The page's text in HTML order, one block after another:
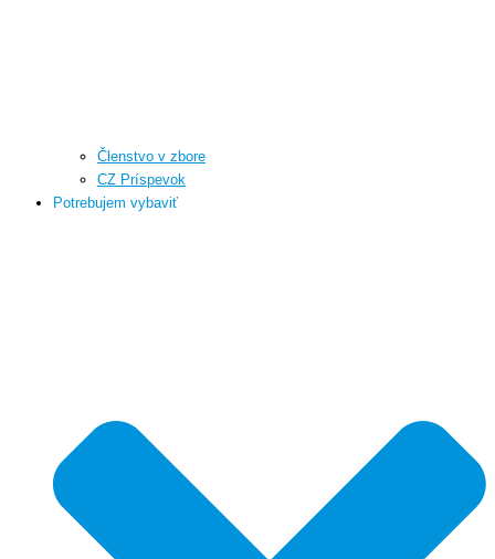
Členstvo v zbore
CZ Príspevok
Potrebujem vybaviť